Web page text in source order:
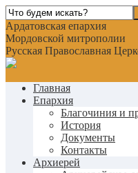
Ардатовская епархия
Мордовской митрополии
Русская Православная
Главная
Епархия
Благочиния и
История
Документы
Контакты
Архиерей